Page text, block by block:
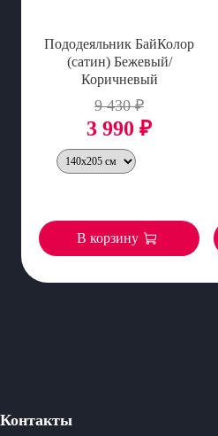
Пододеяльник БайКолор
(сатин) Бежевый/
Коричневый
9 430 ₽
3 990 ₽
В корзину
Контакты